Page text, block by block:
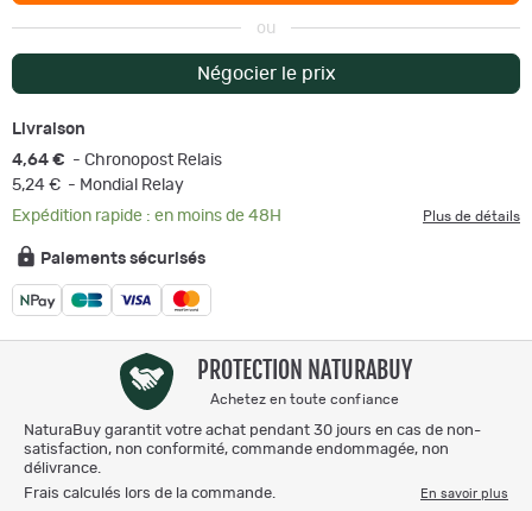
ou
Négocier le prix
Livraison
4,64 € - Chronopost Relais
5,24 € - Mondial Relay
Expédition rapide : en moins de 48H
Plus de détails
Paiements sécurisés
PROTECTION NATURABUY
Achetez en toute confiance
NaturaBuy garantit votre achat pendant 30 jours en cas de non-
satisfaction, non conformité, commande endommagée, non
délivrance.
Frais calculés lors de la commande.
En savoir plus